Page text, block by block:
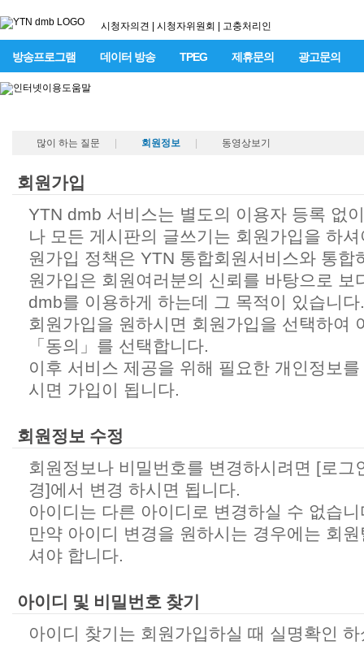
시청자의견 시청자위원회 고충처리인
방송프로그램 데이터 방송 TPEG 제휴문의 광고문의
많이 하는 질문 회원정보 동영상보기
회원가입
YTN dmb 서비스는 별도의 이용자 등록 없
나 모든 게시판의 글쓰기는 회원가입을 하
원가입 정책은 YTN 통합회원서비스와 통합
원가입은 회원여러분의 신뢰를 바탕으로 보
dmb를 이용하게 하는데 그 목적이 있습니다.
회원가입을 원하시면 회원가입을 선택하여
「동의」를 선택합니다.
이후 서비스 제공을 위해 필요한 개인정보
시면 가입이 됩니다.
회원정보 수정
회원정보나 비밀번호를 변경하시려면 [로그
경]에서 변경 하시면 됩니다.
아이디는 다른 아이디로 변경하실 수 없습니
만약 아이디 변경을 원하시는 경우에는 회
셔야 합니다.
아이디 및 비밀번호 찾기
아이디 찾기는 회원가입하실 때 실명확인